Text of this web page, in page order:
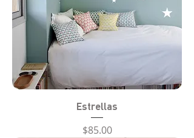
Estrellas
Precio
$85.00